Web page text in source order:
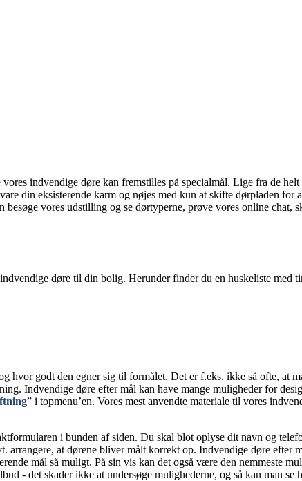
indvendige døre kan fremstilles på specialmål. Lige fra de
din eksisterende karm og nøjes med kun at skifte dørpladen
vores udstilling og se dørtyperne, prøve vores online
døre til din bolig. Herunder finder du en huskeliste med
hvor godt den egner sig til formålet. Det er f.eks. ikke så ofte, at
Indvendige døre efter mål kan have mange muligheder for
” i topmenu’en. Vores mest anvendte materiale til vores
i bunden af siden. Du skal blot oplyse dit navn og
at dørene bliver målt korrekt op. Indvendige døre efter
mål så muligt. På sin vis kan det også være den nemmeste
- det skader ikke at undersøge mulighederne, og så kan man se